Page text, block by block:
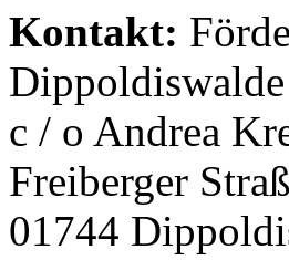
Kontakt:
Dippoldiswalde
c / o Andrea
Freiberger
01744